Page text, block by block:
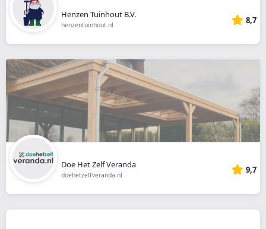
Henzen Tuinhout B.V.
henzentuinhout.nl 8,7
Doe Het Zelf Veranda
doehetzelfveranda.nl 9,7